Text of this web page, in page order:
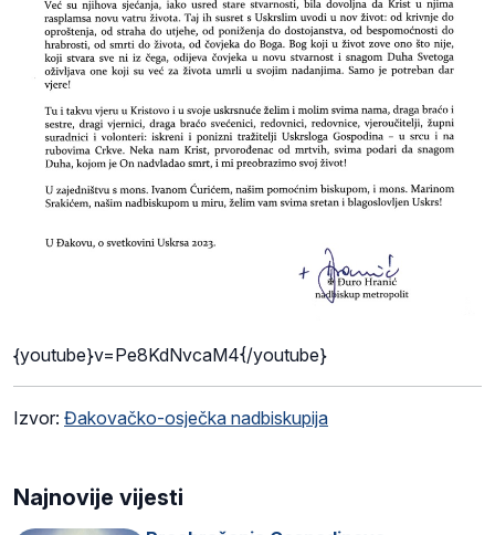
{youtube}v=Pe8KdNvcaM4{/youtube}
Izvor: Đakovačko-osječka nadbiskupija
Najnovije vijesti